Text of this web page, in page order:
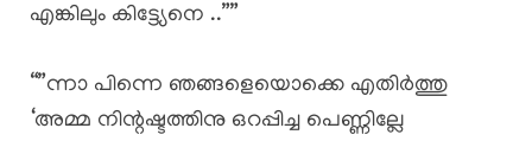
എങ്കിലും കിട്ട്യേനെ ..””
“”ന്നാ പിന്നെ ഞങ്ങളെയൊക്കെ എതിർത്തു
‘അമ്മ നിന്റഷ്ടത്തിനു ഒറപ്പിച്ച പെണ്ണില്ലേ